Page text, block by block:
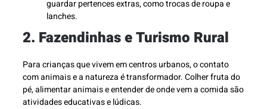
guardar pertences extras, como trocas de roupa e
lanches.
2. Fazendinhas e Turismo Rural
Para crianças que vivem em centros urbanos, o contato
com animais e a natureza é transformador. Colher fruta do
pé, alimentar animais e entender de onde vem a comida são
atividades educativas e lúdicas.